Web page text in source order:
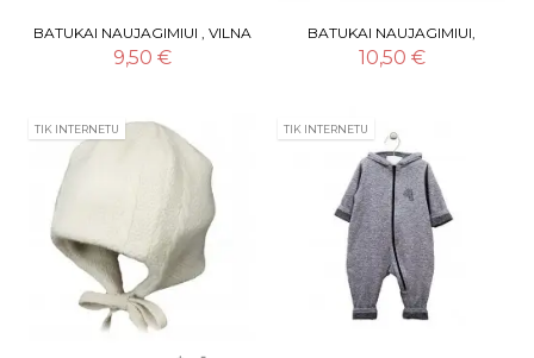
BATUKAI NAUJAGIMIUI , VILNA
100 %
9,50 €
BATUKAI NAUJAGIMIUI,
MERINO VILNA
10,50 €
TIK INTERNETU TIK INTERNETU